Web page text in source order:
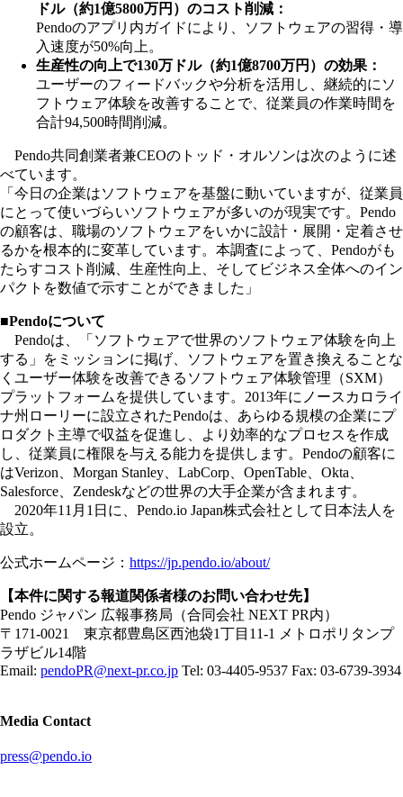
ドル（約1億5800万円）のコスト削減：
Pendoのアプリ内ガイドにより、ソフトウェアの習得・導
入速度が50%向上。
生産性の向上で130万ドル（約1億8700万円）の効果：
ユーザーのフィードバックや分析を活用し、継続的にソ
フトウェア体験を改善することで、従業員の作業時間を
合計94,500時間削減。
Pendo共同創業者兼CEOのトッド・オルソンは次のように述
べています。
「今日の企業はソフトウェアを基盤に動いていますが、従業員
にとって使いづらいソフトウェアが多いのが現実です。Pendo
の顧客は、職場のソフトウェアをいかに設計・展開・定着させ
るかを根本的に変革しています。本調査によって、Pendoがも
たらすコスト削減、生産性向上、そしてビジネス全体へのイン
パクトを数値で示すことができました」
■Pendoについて
Pendoは、「ソフトウェアで世界のソフトウェア体験を向上
する」をミッションに掲げ、ソフトウェアを置き換えることな
くユーザー体験を改善できるソフトウェア体験管理（SXM）
プラットフォームを提供しています。2013年にノースカロライ
ナ州ローリーに設立されたPendoは、あらゆる規模の企業にプ
ロダクト主導で収益を促進し、より効率的なプロセスを作成
し、従業員に権限を与える能力を提供します。Pendoの顧客に
はVerizon、Morgan Stanley、LabCorp、OpenTable、Okta、
Salesforce、Zendeskなどの世界の大手企業が含まれます。
2020年11月1日に、Pendo.io Japan株式会社として日本法人を
設立。
公式ホームページ： https://jp.pendo.io/about/
【本件に関する報道関係者様のお問い合わせ先】
Pendo ジャパン 広報事務局（合同会社 NEXT PR内）
〒171-0021 東京都豊島区西池袋1丁目11-1 メトロポリタンプ
ラザビル14階
Email: pendoPR@next-pr.co.jp Tel: 03-4405-9537 Fax: 03-6739-3934
Media Contact
press@pendo.io